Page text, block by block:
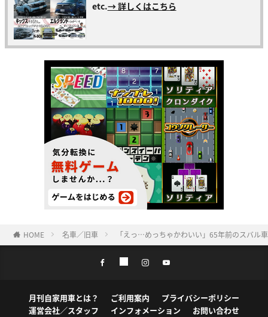
etc.→ 詳しくはこちら
HOME 名車／旧車 「えっ…めっちゃかわいい」65年前のスバル
月刊自家用車とは？ ご利用案内
プライバシーポリシー
運営会社／スタッフ
インフォメーション お問い合わせ